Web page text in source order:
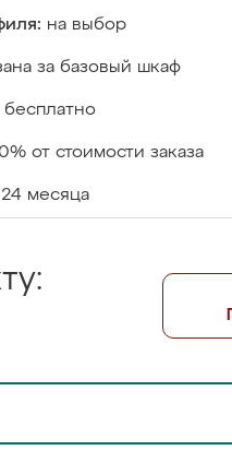
на выбор
за базовый шкаф
бесплатно
от стоимости заказа
24 месяца